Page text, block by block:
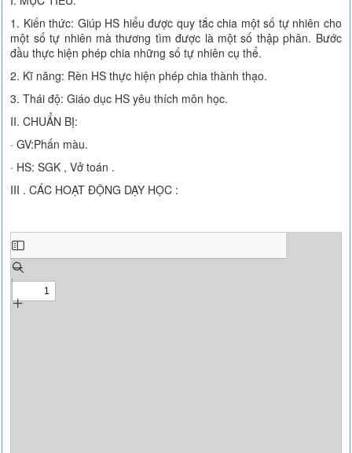
1. Kiến thức: Giúp HS hiểu được quy tắc chia một số tự nhiên cho
một số tự nhiên mà thương tìm được là một số thập phân. Bước
đầu thực hiện phép chia những số tự nhiên cụ thể.
2. Kĩ năng: Rèn HS thực hiện phép chia thành thạo.
3. Thái độ: Giáo dục HS yêu thích môn học.
II. CHUẨN BỊ:
· GV:Phấn màu.
· HS: SGK , Vở toán .
III . CÁC HOẠT ĐỘNG DẠY HỌC :